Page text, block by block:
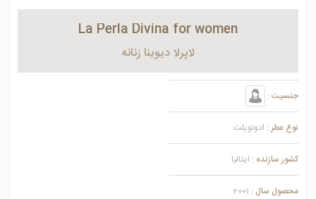
La Perla Divina for women
لاپرلا دیوینا زنانه
جنسیت :
نوع عطر : ادوتویلت
کشور سازنده : ایتالیا
محصول سال : 2001